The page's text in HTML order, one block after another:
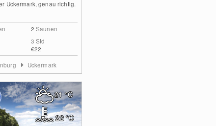
Uckermark, genau richtig.
2 Saunen
3 Std
€22
Uckermark
21°C
22°C